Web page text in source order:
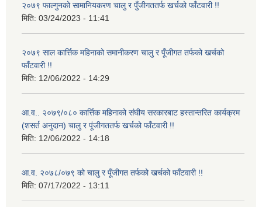
२०७९ फाल्गुनको सामानियकरण चालु र पुँजीगततर्फ खर्चको फाँटवारी !!
मिति: 03/24/2023 - 11:41
२०७९ साल कार्त्तिक महिनाको समानीकरण चालु र पूँजीगत तर्फको खर्चको
फाँटवारी !!
मिति: 12/06/2022 - 14:29
आ.व.. २०७९/०८० कार्त्तिक महिनाको संघीय सरकारबाट हस्तान्तरित कार्यक्रम
(शसर्त अनुदान) चालु र पूंजीगततर्फ खर्चको फाँटवारी !!
मिति: 12/06/2022 - 14:18
आ.व. २०७८/०७९ को चालु र पूँजीगत तर्फको खर्चको फाँटवारी !!
मिति: 07/17/2022 - 13:11